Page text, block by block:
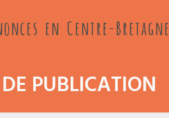
en Centre-Bretagne
PUBLICATION